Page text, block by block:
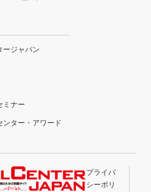
ージャパン
ミナー
ンター・アワード
プライバ
シーポリ